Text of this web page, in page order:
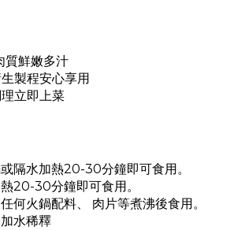
質鮮嫩多汁
製程安心享用
立即上菜
隔水加熱20-30分鐘即可食用。
20-30分鐘即可食用。
何火鍋配料、 肉片等煮沸後食用。
水稀釋